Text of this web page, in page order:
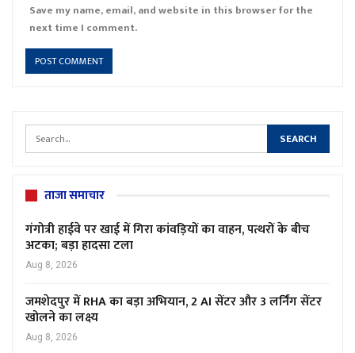
Save my name, email, and website in this browser for the
next time I comment.
ताजा समाचार
गंगोत्री हाईवे पर खाई में गिरा कांवड़ियों का वाहन, पत्थरों के बीच
अटका; बड़ा हादसा टला
Aug 8, 2026
जमशेदपुर में RHA का बड़ा अभियान, 2 AI सेंटर और 3 लर्निंग सेंटर
खोलने का लक्ष्य
Aug 8, 2026